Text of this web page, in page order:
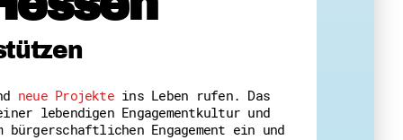
neue Projekteins Leben rufen. Das
lebendigen Engagementkultur und
Engagement ein und